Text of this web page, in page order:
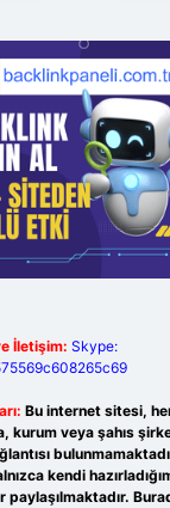
İletişim: Skype:
Bu internet sitesi,
kurum veya şahıs
kendi
paylaşılmaktadır.